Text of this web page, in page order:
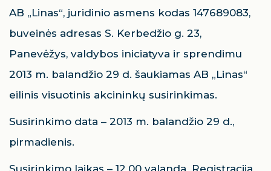
AB „Linas“, juridinio asmens kodas 147689083,
buveinės adresas S. Kerbedžio g. 23,
Panevėžys, valdybos iniciatyva ir sprendimu
2013 m. balandžio 29 d. šaukiamas AB „Linas“
eilinis visuotinis akcininkų susirinkimas.
Susirinkimo data – 2013 m. balandžio 29 d.,
pirmadienis.
Susirinkimo laikas – 12.00 valanda. Registracija